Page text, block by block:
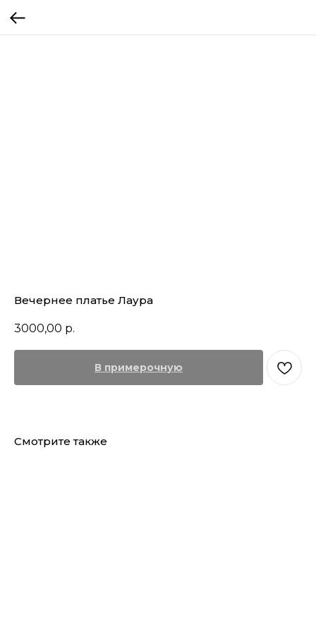
Вечернее платье Лаура
3000,00 р.
В примерочную
Смотрите также